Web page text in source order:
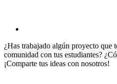
¿Has trabajado algún proyecto que
comunidad con tus estudiantes?
¡Comparte tus ideas con nosotros!